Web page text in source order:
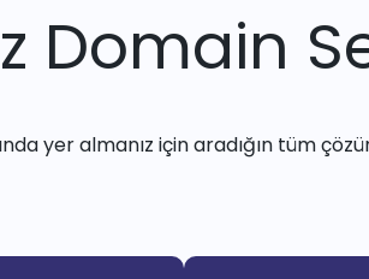
Domain
yer almanız için aradığın tüm